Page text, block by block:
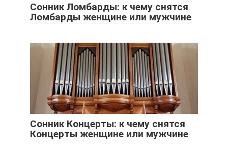
Сонник Ломбарды: к чему снятся
Ломбарды женщине или мужчине
Сонник Концерты: к чему снятся
Концерты женщине или мужчине